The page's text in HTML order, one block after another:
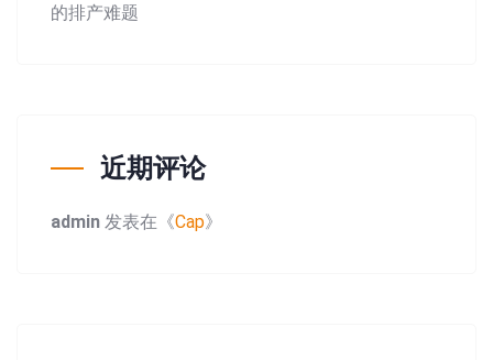
的排产难题
近期评论
admin 发表在《Cap》